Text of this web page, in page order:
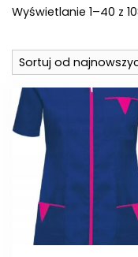
Wyświetlanie 1–40 z